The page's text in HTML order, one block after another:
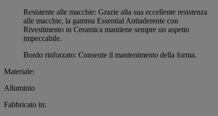
Resistente alle macchie: Grazie alla sua eccellente resistenza
alle macchie, la gamma Essential Antiaderente con
Rivestimento in Ceramica mantiene sempre un aspetto
impeccabile.
Bordo rinforzato: Consente il mantenimento della forma.
Materiale:
Alluminio
Fabbricato in: